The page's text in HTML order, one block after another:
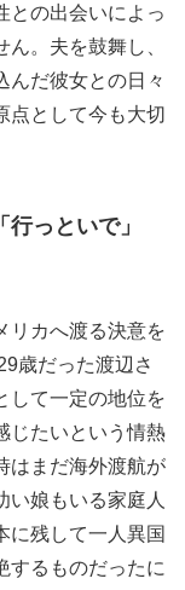
との出会いによっ
。夫を鼓舞し、
んだ彼女との日々
点として今も大切
っといで」
リカへ渡る決意を
歳だった渡辺さ
して一定の地位を
じたいという情熱
はまだ海外渡航が
い娘もいる家庭人
に残して一人異国
するものだったに